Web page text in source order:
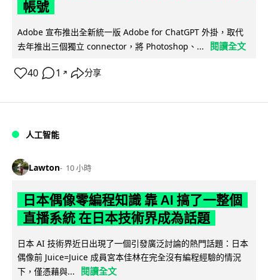
帳號
Adobe 宣布推出全新統一版 Adobe for ChatGPT 外掛，取代
去年推出三個獨立 connector，將 Photoshop、...
閱讀全文
40 1 ↗ 分享
人工智能
Lawton 10 小時
日本偶像零編程知識 靠 AI 搞了一整個
直播系統 在日本技術界成為話題
日本 AI 技術界近日出現了一個引發廣泛討論的熱門話題：日本
偶像前 Juice=Juice 成員宮本佳林在完全沒有編程經驗的情況
下，僅憑藉與...
閱讀全文